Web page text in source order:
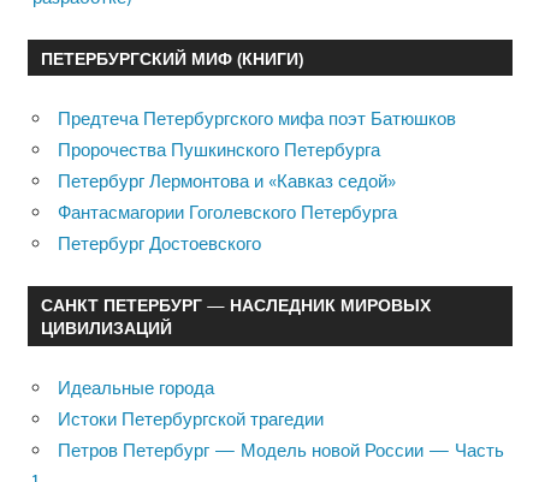
ПЕТЕРБУРГСКИЙ МИФ (КНИГИ)
Предтеча Петербургского мифа поэт Батюшков
Пророчества Пушкинского Петербурга
Петербург Лермонтова и «Кавказ седой»
Фантасмагории Гоголевского Петербурга
Петербург Достоевского
САНКТ ПЕТЕРБУРГ — НАСЛЕДНИК МИРОВЫХ
ЦИВИЛИЗАЦИЙ
Идеальные города
Истоки Петербургской трагедии
Петров Петербург — Модель новой России — Часть